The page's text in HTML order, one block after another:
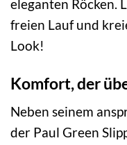
eleganten Röcken.
freien Lauf und
Look!
Komfort, der
Neben seinem
der Paul Green